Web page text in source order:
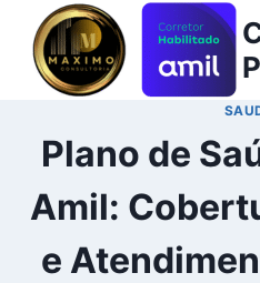
Plano de
Amil:
e